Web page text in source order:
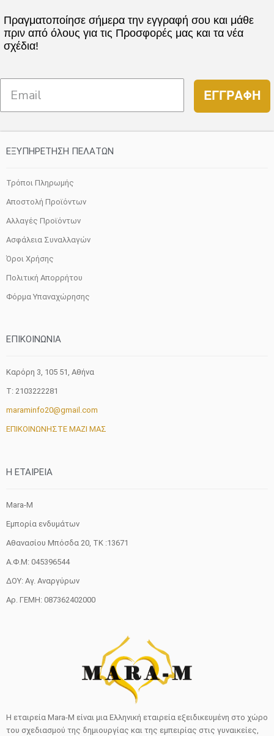
Πραγματοποίησε σήμερα την εγγραφή σου και μάθε
πριν από όλους για τις Προσφορές μας και τα νέα
σχέδια!
ΕΓΓΡΑΦΗ
ΕΞΥΠΗΡΕΤΗΣΗ ΠΕΛΑΤΩΝ
Τρόποι Πληρωμής
Αποστολή Προϊόντων
Αλλαγές Προϊόντων
Ασφάλεια Συναλλαγών
Όροι Χρήσης
Πολιτική Απορρήτου
Φόρμα Υπαναχώρησης
ΕΠΙΚΟΙΝΩΝΙΑ
Καρόρη 3, 105 51, Aθήνα
T: 2103222281
maraminfo20@gmail.com
ΕΠΙΚΟΙΝΩΝΗΣΤΕ ΜΑΖΙ ΜΑΣ
H ETAIΡΕΙΑ
Mara-M
Εμπορία ενδυμάτων
Αθανασίου Μπόσδα 20, ΤΚ :13671
Α.Φ.Μ: 045396544
ΔΟΥ: Αγ. Αναργύρων
Αρ. ΓΕΜΗ: 087362402000
Η εταιρεία Mara-M είναι μια Ελληνική εταιρεία εξειδικευμένη στο χώρο
του σχεδιασμού της δημιουργίας και της εμπειρίας στις γυναικείες,